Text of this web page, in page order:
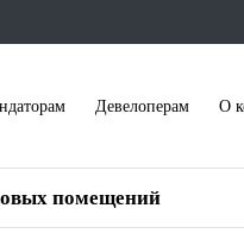
Девелоперам О
помещений